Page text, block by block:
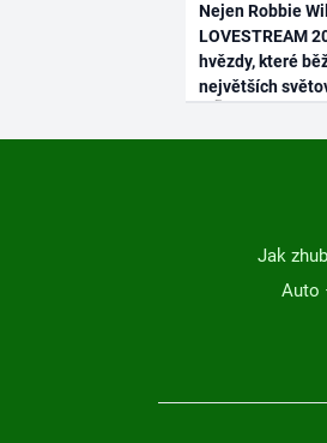
Nejen Robbie
LOVESTREAM
hvězdy, které
největších
Jak
Auto